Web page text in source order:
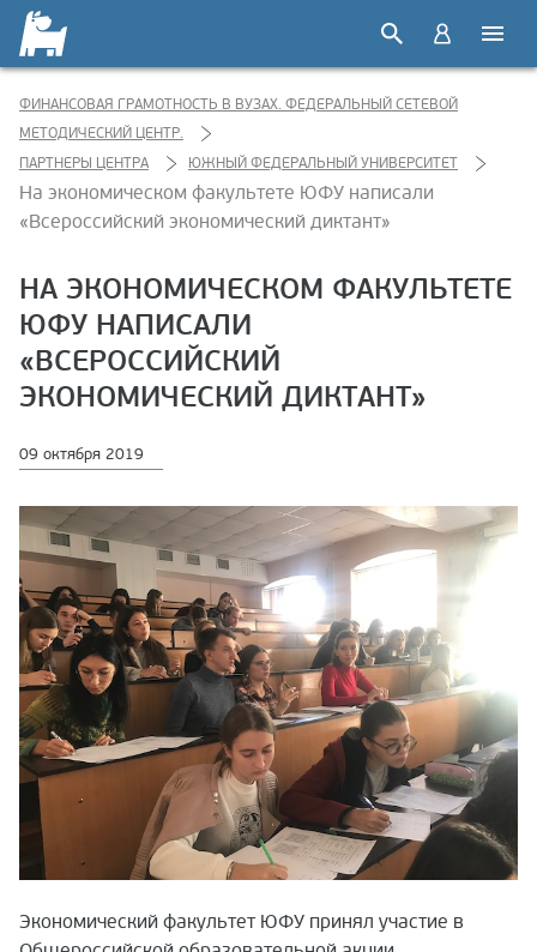
ФИНАНСОВАЯ ГРАМОТНОСТЬ В ВУЗАХ. ФЕДЕРАЛЬНЫЙ СЕТЕВОЙ
МЕТОДИЧЕСКИЙ ЦЕНТР.
ПАРТНЕРЫ ЦЕНТРА
ЮЖНЫЙ ФЕДЕРАЛЬНЫЙ УНИВЕРСИТЕТ
На экономическом факультете ЮФУ написали
«Всероссийский экономический диктант»
НА ЭКОНОМИЧЕСКОМ ФАКУЛЬТЕТЕ
ЮФУ НАПИСАЛИ
«ВСЕРОССИЙСКИЙ
ЭКОНОМИЧЕСКИЙ ДИКТАНТ»
09 октября 2019
Экономический факультет ЮФУ принял участие в